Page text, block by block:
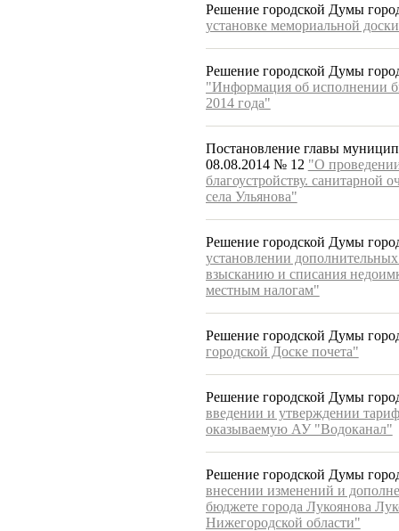
Решение городской Думы
установке мемориальной
Решение городской Думы
"Информация об исполнении
2014 года"
Постановление главы
08.08.2014 № 12 "О
благоустройству. санитарной
села Ульянова"
Решение городской Думы
установлении
взысканию и списания
местным налогам"
Решение городской Думы
городской Доске почета"
Решение городской Думы
введении и утверждении
оказываемую АУ "Водоканал"
Решение городской Думы
внесении изменений и
бюджете города Лукоянова
Нижегородской области"